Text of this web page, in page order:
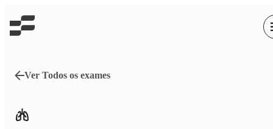
Ver Todos os exames